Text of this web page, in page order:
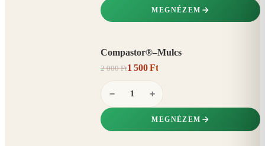
MEGNÉZEM
Compastor®–Mulcs
2 000 Ft1 500 Ft
− +
MEGNÉZEM